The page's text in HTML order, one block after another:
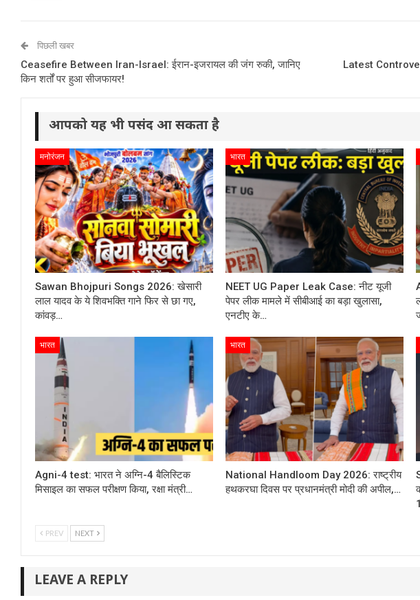
पिछली खबर
Ceasefire Between Iran-Israel: ईरान-इजरायल की जंग रुकी, जानिए
किन शर्तों पर हुआ सीजफायर!
Latest
आपको यह भी पसंद आ सकता है
मनोरंजन
Sawan Bhojpuri Songs 2026: खेसारी
लाल यादव के ये शिवभक्ति गाने फिर से छा गए,
कांवड़…
भारत
NEET UG Paper Leak Case: नीट यूजी
पेपर लीक मामले में सीबीआई का बड़ा खुलासा,
एनटीए के…
भारत
Agni-4 test: भारत ने अग्नि-4 बैलिस्टिक
मिसाइल का सफल परीक्षण किया, रक्षा मंत्री…
भारत
National Handloom Day 2026: राष्ट्रीय
हथकरघा दिवस पर प्रधानमंत्री मोदी की अपील,…
PREV NEXT
LEAVE A REPLY